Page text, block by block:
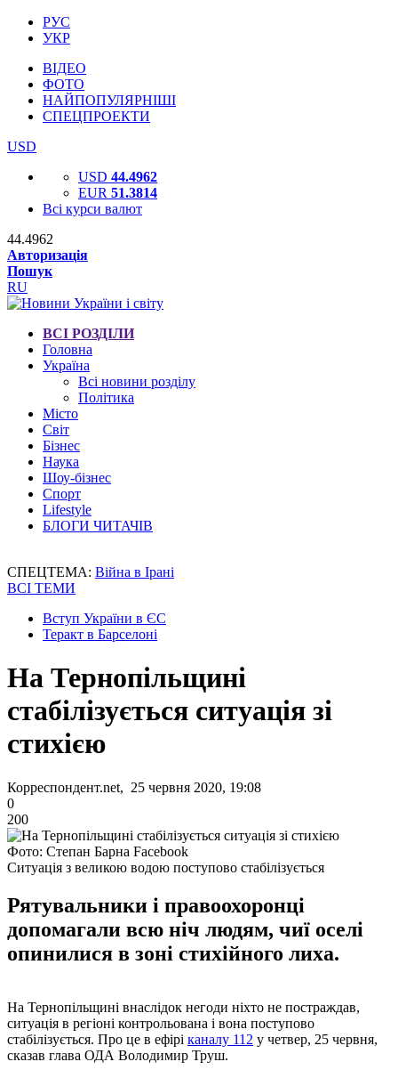
РУС
УКР
ВІДЕО
ФОТО
НАЙПОПУЛЯРНІШІ
СПЕЦПРОЕКТИ
USD
USD 44.4962
EUR 51.3814
Всі курси валют
44.4962
Авторизація
Пошук
RU
ВСІ РОЗДІЛИ
Головна
Україна
Всі новини розділу
Політика
Місто
Світ
Бізнес
Наука
Шоу-бізнес
Спорт
Lifestyle
БЛОГИ ЧИТАЧІВ
СПЕЦТЕМА: Війна в Ірані
ВСІ ТЕМИ
Вступ України в ЄС
Теракт в Барселоні
На Тернопільщині
стабілізується ситуація зі
стихією
Корреспондент.net, 25 червня 2020, 19:08
0
200
Фото: Степан Барна Facebook
Ситуація з великою водою поступово стабілізується
Рятувальники і правоохоронці
допомагали всю ніч людям, чиї оселі
опинилися в зоні стихійного лиха.
На Тернопільщині внаслідок негоди ніхто не постраждав,
ситуація в регіоні контрольована і вона поступово
стабілізується. Про це в ефірі каналу 112 у четвер, 25 червня,
сказав глава ОДА Володимир Труш.